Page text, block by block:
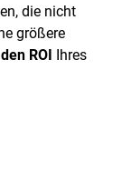
die nicht
größere
ROI
Ihres